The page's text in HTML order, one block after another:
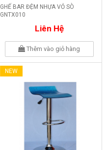
GHẾ BAR ĐỆM NHỰA VỎ SÒ
GNTX010
Liên Hệ
Thêm vào giỏ hàng
NEW